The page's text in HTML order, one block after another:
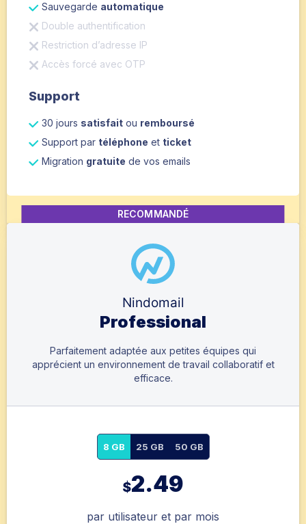
Sauvegarde automatique
Double authentification
Restriction d’adresse IP
Accès forcé avec OTP
Support
30 jours satisfait ou remboursé
Support par téléphone et ticket
Migration gratuite de vos emails
RECOMMANDÉ
Nindomail
Professional
Parfaitement adaptée aux petites équipes qui
apprécient un environnement de travail collaboratif et
efficace.
8 GB 25 GB 50 GB
$2.49
par utilisateur et par mois